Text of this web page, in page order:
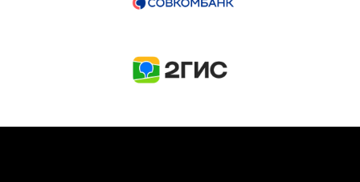
CONVERSATIONS